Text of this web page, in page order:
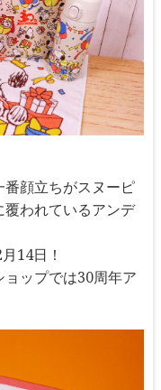
番顔立ちがスヌーピ
われているアンデ
14日！
ップでは30周年ア